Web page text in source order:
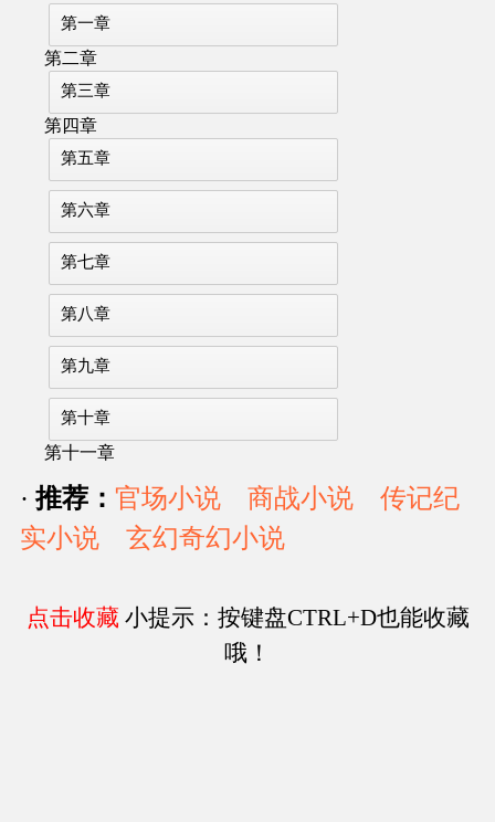
第一章
第二章
第三章
第四章
第五章
第六章
第七章
第八章
第九章
第十章
第十一章
· 推荐： 官场小说 商战小说
传记纪
实小说
玄幻奇幻小说
点击收藏 小提示：按键盘CTRL+D也能收藏
哦！